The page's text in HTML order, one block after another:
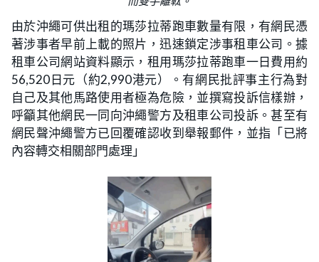
由於沖繩可供出租的瑪莎拉蒂跑車數量有限，有網民憑
著涉事者早前上載的照片，迅速鎖定涉事租車公司。據
租車公司網站資料顯示，租用瑪莎拉蒂跑車一日費用約
56,520日元（約2,990港元）。有網民批評事主行為對
自己及其他馬路使用者極為危險，並撰寫投訴信樣辦，
呼籲其他網民一同向沖繩警方及租車公司投訴。甚至有
網民聲沖繩警方已回覆確認收到舉報郵件，並指「已將
內容轉交相關部門處理」